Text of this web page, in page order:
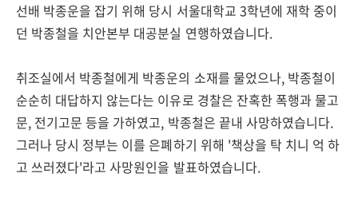
선배 박종운을 잡기 위해 당시 서울대학교 3학년에 재학 중이
던 박종철을 치안본부 대공분실 연행하였습니다.
취조실에서 박종철에게 박종운의 소재를 물었으나, 박종철이
순순히 대답하지 않는다는 이유로 경찰은 잔혹한 폭행과 물고
문, 전기고문 등을 가하였고, 박종철은 끝내 사망하였습니다.
그러나 당시 정부는 이를 은폐하기 위해 '책상을 탁 치니 억 하
고 쓰러졌다'라고 사망원인을 발표하였습니다.